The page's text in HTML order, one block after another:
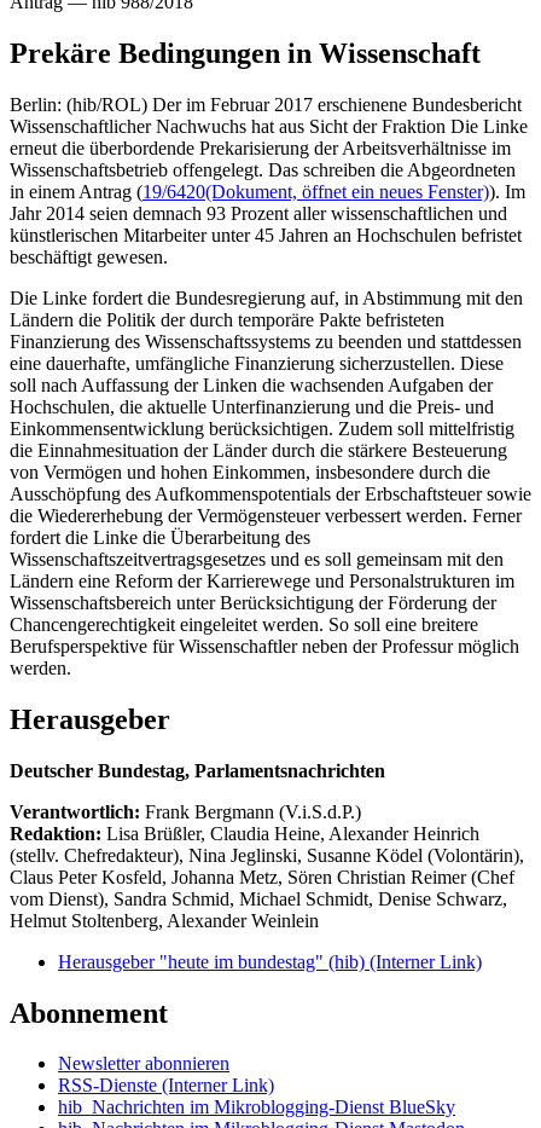
Prekäre Bedingungen in Wissenschaft
Berlin: (hib/ROL) Der im Februar 2017 erschienene Bundesbericht
Wissenschaftlicher Nachwuchs hat aus Sicht der Fraktion Die Linke
erneut die überbordende Prekarisierung der Arbeitsverhältnisse im
Wissenschaftsbetrieb offengelegt. Das schreiben die Abgeordneten
in einem Antrag (19/6420(Dokument, öffnet ein neues Fenster)). Im
Jahr 2014 seien demnach 93 Prozent aller wissenschaftlichen und
künstlerischen Mitarbeiter unter 45 Jahren an Hochschulen befristet
beschäftigt gewesen.
Die Linke fordert die Bundesregierung auf, in Abstimmung mit den
Ländern die Politik der durch temporäre Pakte befristeten
Finanzierung des Wissenschaftssystems zu beenden und stattdessen
eine dauerhafte, umfängliche Finanzierung sicherzustellen. Diese
soll nach Auffassung der Linken die wachsenden Aufgaben der
Hochschulen, die aktuelle Unterfinanzierung und die Preis- und
Einkommensentwicklung berücksichtigen. Zudem soll mittelfristig
die Einnahmesituation der Länder durch die stärkere Besteuerung
von Vermögen und hohen Einkommen, insbesondere durch die
Ausschöpfung des Aufkommenspotentials der Erbschaftsteuer sowie
die Wiedererhebung der Vermögensteuer verbessert werden. Ferner
fordert die Linke die Überarbeitung des
Wissenschaftszeitvertragsgesetzes und es soll gemeinsam mit den
Ländern eine Reform der Karrierewege und Personalstrukturen im
Wissenschaftsbereich unter Berücksichtigung der Förderung der
Chancengerechtigkeit eingeleitet werden. So soll eine breitere
Berufsperspektive für Wissenschaftler neben der Professur möglich
werden.
Herausgeber
Deutscher Bundestag, Parlamentsnachrichten
Verantwortlich: Frank Bergmann (V.i.S.d.P.)
Redaktion: Lisa Brüßler, Claudia Heine, Alexander Heinrich
(stellv. Chefredakteur), Nina Jeglinski, Susanne Ködel (Volontärin),
Claus Peter Kosfeld, Johanna Metz, Sören Christian Reimer (Chef
vom Dienst), Sandra Schmid, Michael Schmidt, Denise Schwarz,
Helmut Stoltenberg, Alexander Weinlein
Herausgeber "heute im bundestag" (hib) (Interner Link)
Abonnement
Newsletter abonnieren
RSS-Dienste (Interner Link)
hib_Nachrichten im Mikroblogging-Dienst BlueSky